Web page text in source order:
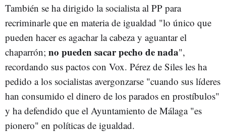
También se ha dirigido la socialista al PP para
recriminarle que en materia de igualdad "lo único que
pueden hacer es agachar la cabeza y aguantar el
chaparrón; no pueden sacar pecho de nada",
recordando sus pactos con Vox. Pérez de Siles les ha
pedido a los socialistas avergonzarse "cuando sus líderes
han consumido el dinero de los parados en prostíbulos"
y ha defendido que el Ayuntamiento de Málaga "es
pionero" en políticas de igualdad.